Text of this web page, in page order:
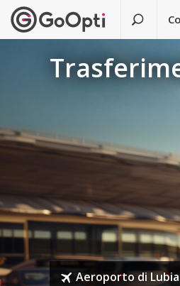
Aeroporto di